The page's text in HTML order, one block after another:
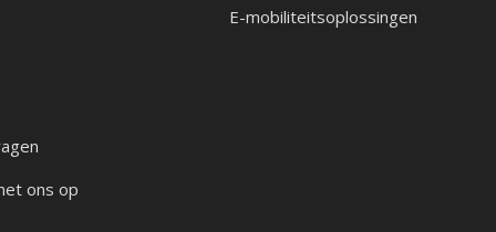
ons op
E-mobiliteitsoplossingen